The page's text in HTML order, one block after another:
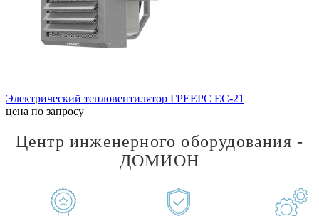
Электрический тепловентилятор ГРЕЕРС ЕС-21
цена по запросу
Центр инженерного оборудования -
ДОМИОН